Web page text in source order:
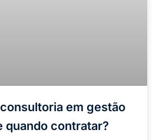
em gestão
quando contratar?